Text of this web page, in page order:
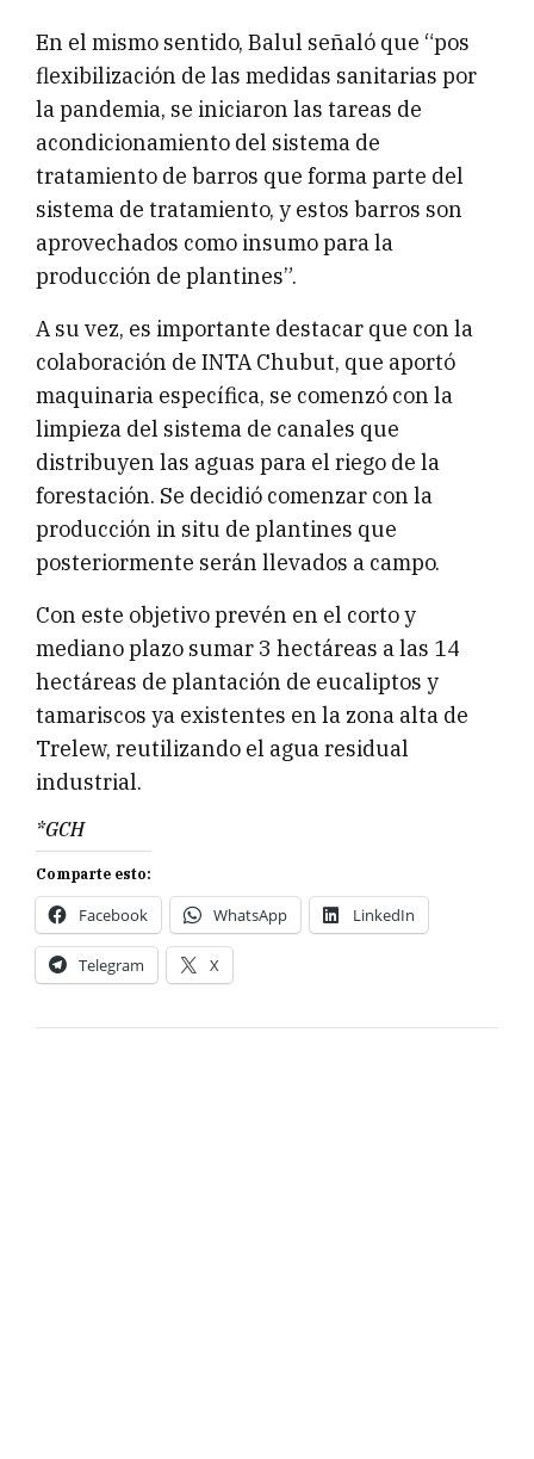
En el mismo sentido, Balul señaló que “pos
flexibilización de las medidas sanitarias por
la pandemia, se iniciaron las tareas de
acondicionamiento del sistema de
tratamiento de barros que forma parte del
sistema de tratamiento, y estos barros son
aprovechados como insumo para la
producción de plantines”.
A su vez, es importante destacar que con la
colaboración de INTA Chubut, que aportó
maquinaria específica, se comenzó con la
limpieza del sistema de canales que
distribuyen las aguas para el riego de la
forestación. Se decidió comenzar con la
producción in situ de plantines que
posteriormente serán llevados a campo.
Con este objetivo prevén en el corto y
mediano plazo sumar 3 hectáreas a las 14
hectáreas de plantación de eucaliptos y
tamariscos ya existentes en la zona alta de
Trelew, reutilizando el agua residual
industrial.
*GCH
Comparte esto:
Facebook WhatsApp LinkedIn
Telegram X